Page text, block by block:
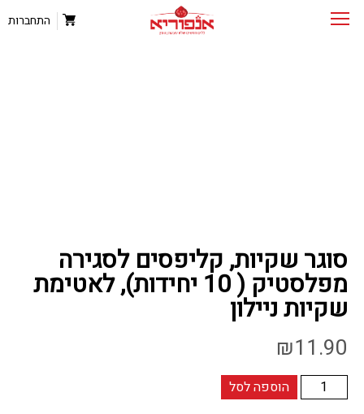
התחברות
סוגר שקיות, קליפסים לסגירה
מפלסטיק ( 10 יחידות), לאטימת
שקיות ניילון
₪11.90
כמות
של
הוספה לסל